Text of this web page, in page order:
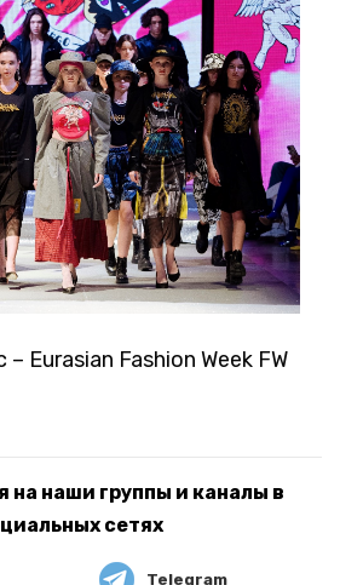
Eurasian Fashion Week FW
на наши группы и каналы в
сетях
Telegram